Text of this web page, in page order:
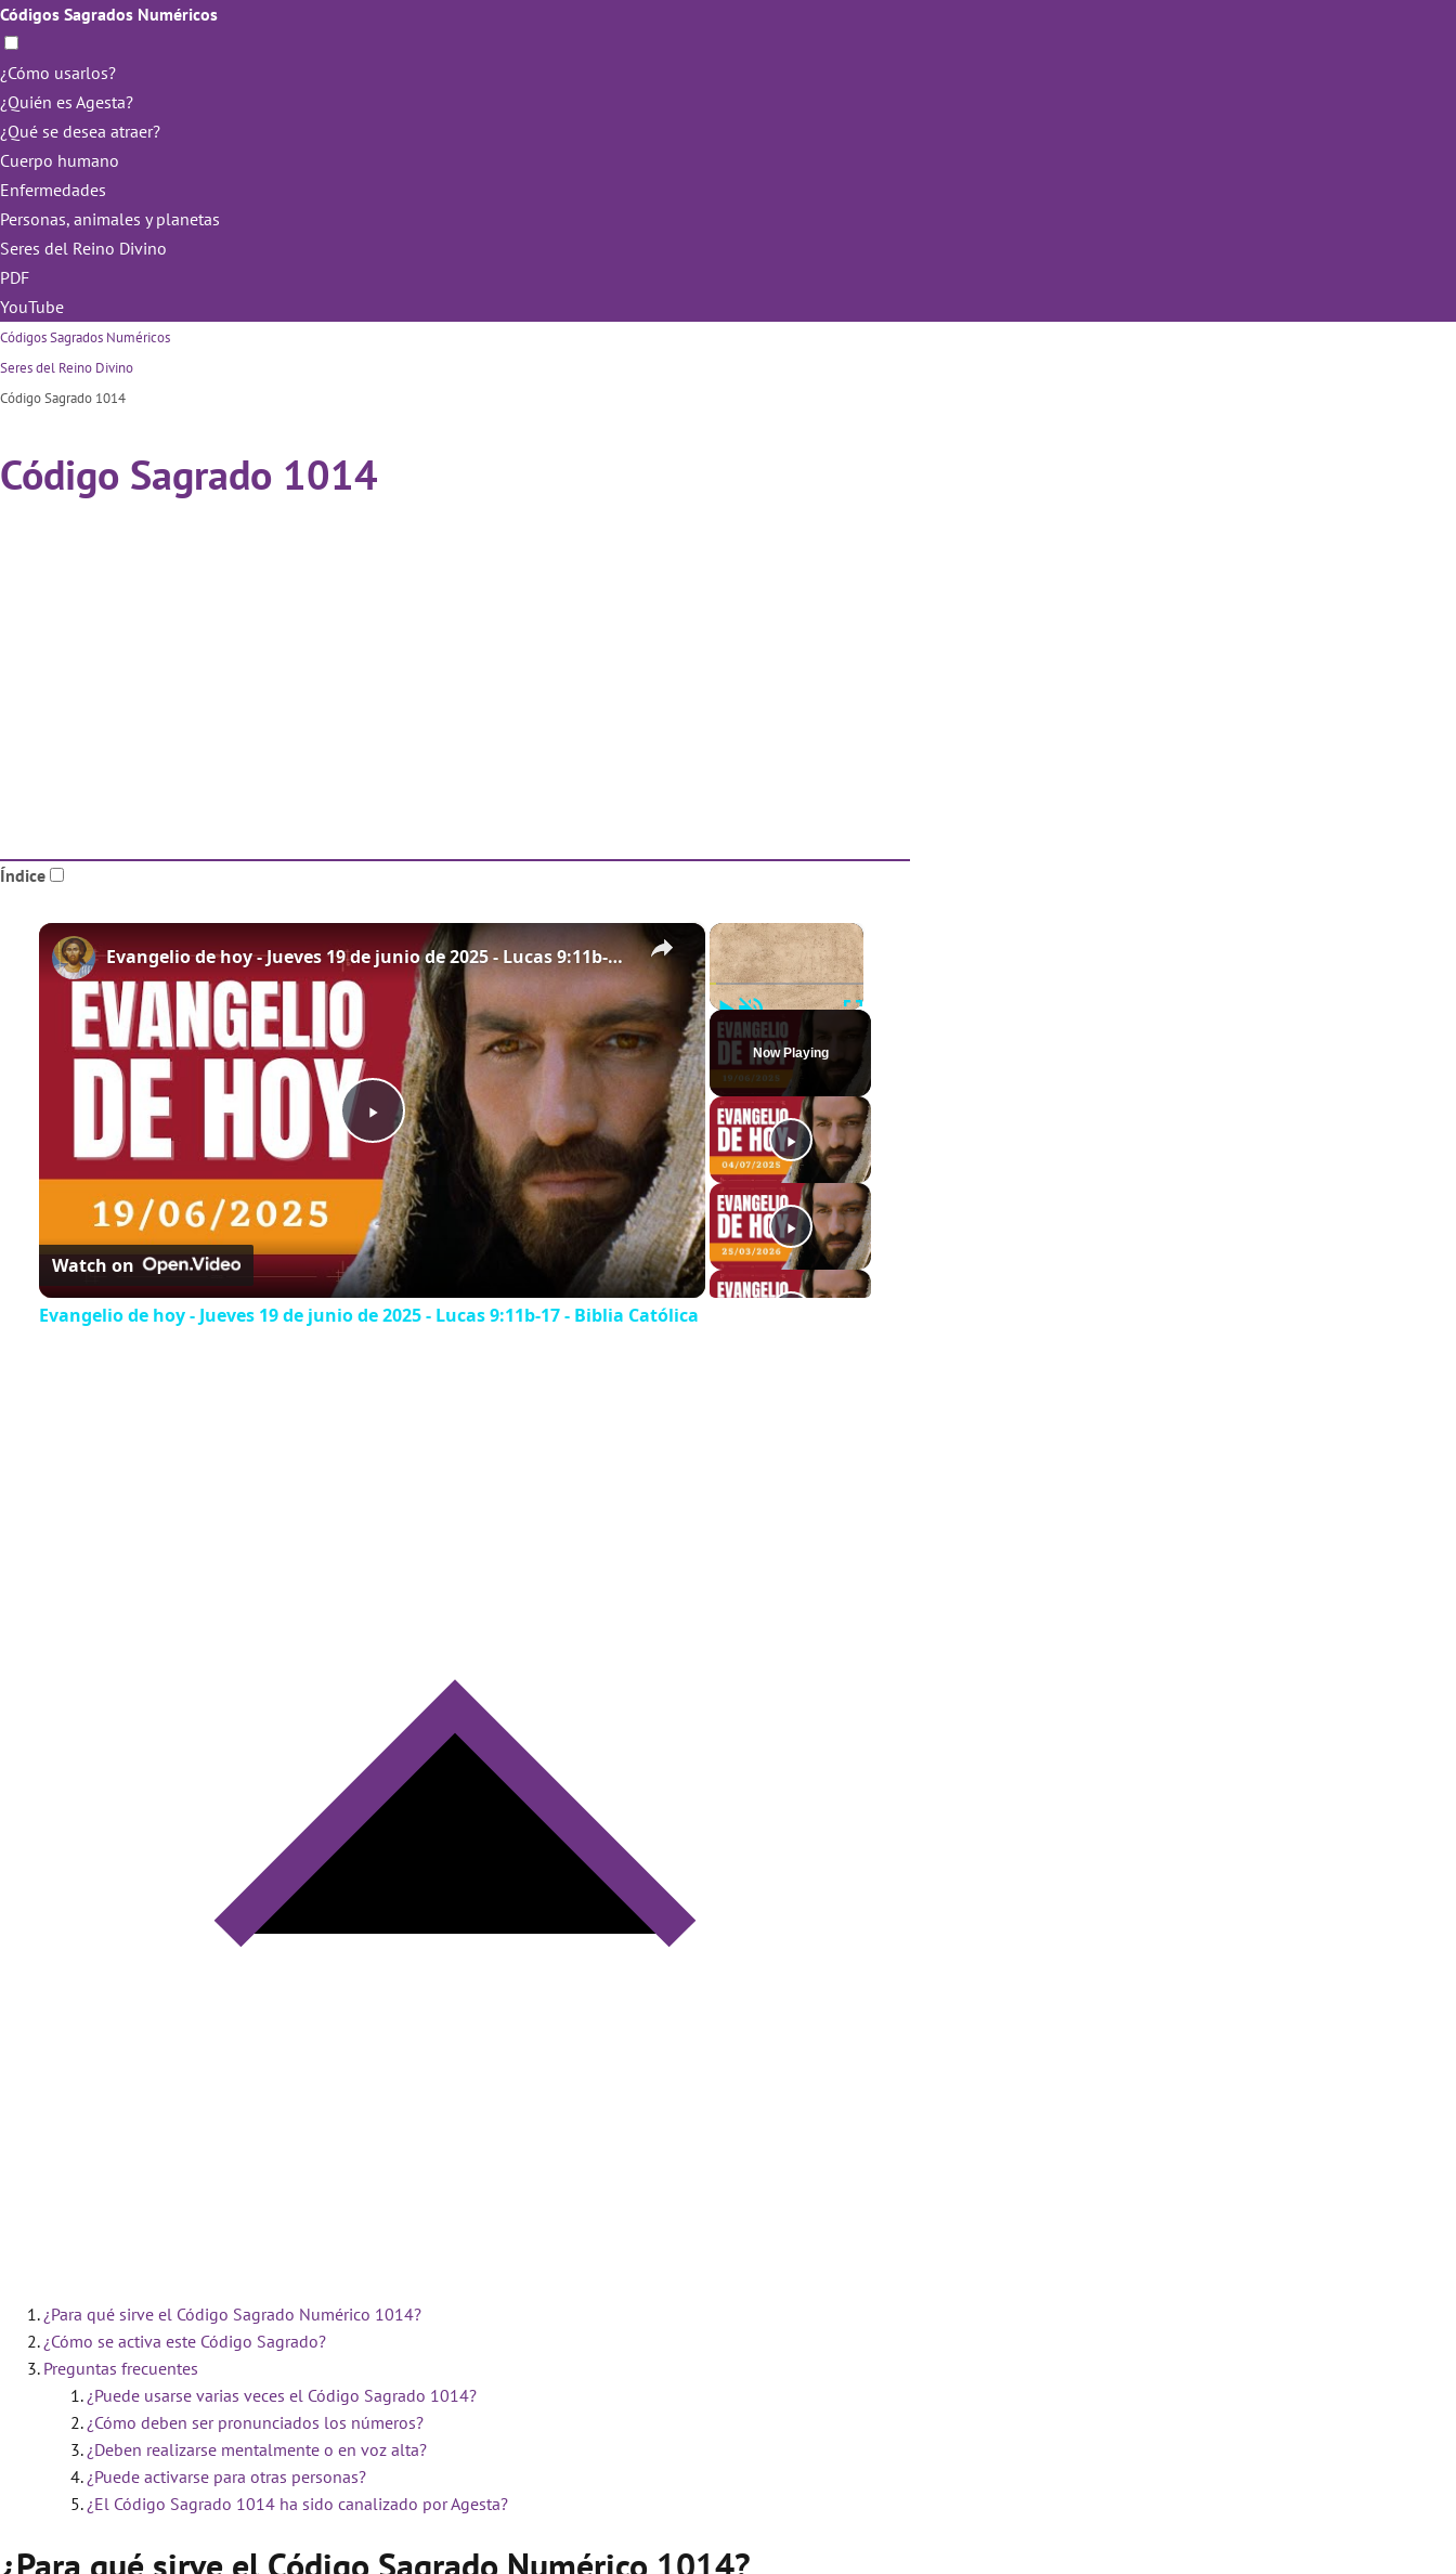
Códigos Sagrados Numéricos
¿Cómo usarlos?
¿Quién es Agesta?
¿Qué se desea atraer?
Cuerpo humano
Enfermedades
Personas, animales y planetas
Seres del Reino Divino
PDF
YouTube
Códigos Sagrados Numéricos
Seres del Reino Divino
Código Sagrado 1014
Código Sagrado 1014
Índice
×
PlayUnmute Fullscreen
Now Playing
×
Play
Video
Evangelio de hoy - Jueves 19 de junio de 2025 - Lucas 9:11b-17 - Biblia Católica
Watch on
Evangelio de hoy - Jueves 19 de junio de 2025 - Lucas 9:11b-17 - Biblia Católica
¿Para qué sirve el Código Sagrado Numérico 1014?
¿Cómo se activa este Código Sagrado?
Preguntas frecuentes
¿Puede usarse varias veces el Código Sagrado 1014?
¿Cómo deben ser pronunciados los números?
¿Deben realizarse mentalmente o en voz alta?
¿Puede activarse para otras personas?
¿El Código Sagrado 1014 ha sido canalizado por Agesta?